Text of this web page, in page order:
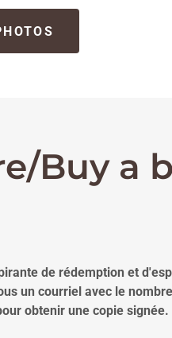
Buy a
de rédemption et
un courriel avec le
obtenir une copie signée.